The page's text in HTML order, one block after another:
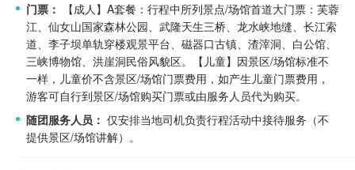
门票：
【成人】A套餐：行程中所列景点/场馆首道大门票：芙蓉
江、仙女山国家森林公园、武隆天生三桥、龙水峡地缝、长江索
道、李子坝单轨穿楼观景平台、磁器口古镇、渣滓洞、白公馆、
三峡博物馆、洪崖洞民俗风貌区。
【儿童】因景区/场馆标准不
一样，儿童价不含景区/场馆门票费用，如产生儿童门票费用，
游客可自行到景区/场馆购买门票或由服务人员代为购买。
随团服务人员： 仅安排当地司机负责行程活动中接待服务（不
提供景区/场馆讲解）。